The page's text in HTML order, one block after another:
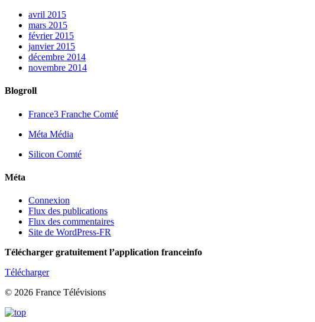
avril 2015
mars 2015
février 2015
janvier 2015
décembre 2014
novembre 2014
Blogroll
France3 Franche Comté
Méta Média
Silicon Comté
Méta
Connexion
Flux des publications
Flux des commentaires
Site de WordPress-FR
Télécharger gratuitement l’application franceinfo
Télécharger
© 2026 France Télévisions